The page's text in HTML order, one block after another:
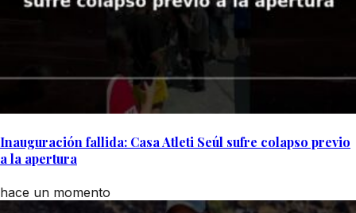
Inauguración fallida: Casa Atleti Seúl sufre colapso previo
a la apertura
hace un momento